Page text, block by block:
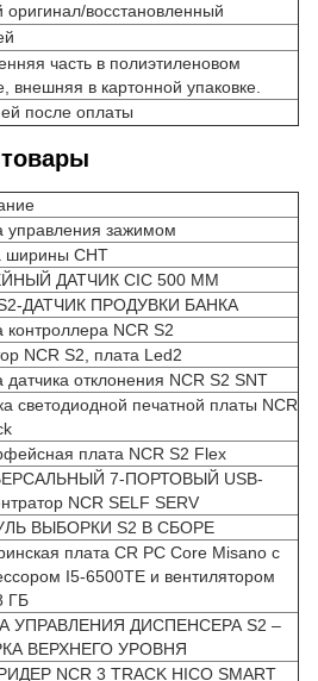
оригинал/восстановленный
часть в полиэтиленовом
внешняя в картонной упаковке.
после оплаты
управления зажимом
ширины СНТ
ДАТЧИК CIC 500 ММ
ДАТЧИК ПРОДУВКИ БАНКА
контроллера NCR S2
NCR S2, плата Led2
датчика отклонения NCR S2 SNT
светодиодной печатной платы NCR
плата NCR S2 Flex
7-ПОРТОВЫЙ USB-
NCR SELF SERV
ВЫБОРКИ S2 В СБОРЕ
плата CR PC Core Misano с
I5-6500TE и вентилятором
ГБ
УПРАВЛЕНИЯ ДИСПЕНСЕРА S2 –
ВЕРХНЕГО УРОВНЯ
NCR 3 TRACK HICO SMART